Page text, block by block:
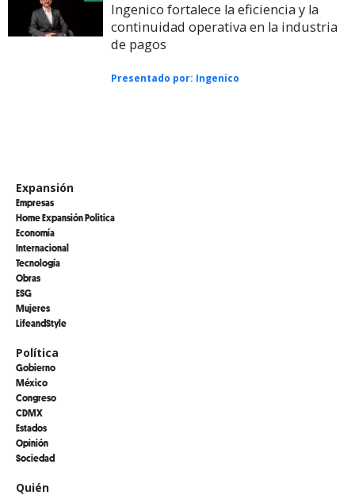
Ingenico fortalece la eficiencia y la
continuidad operativa en la industria
de pagos
Presentado por: Ingenico
Expansión
Empresas
Home Expansión Politica
Economía
Internacional
Tecnología
Obras
ESG
Mujeres
LifeandStyle
Política
Gobierno
México
Congreso
CDMX
Estados
Opinión
Sociedad
Quién